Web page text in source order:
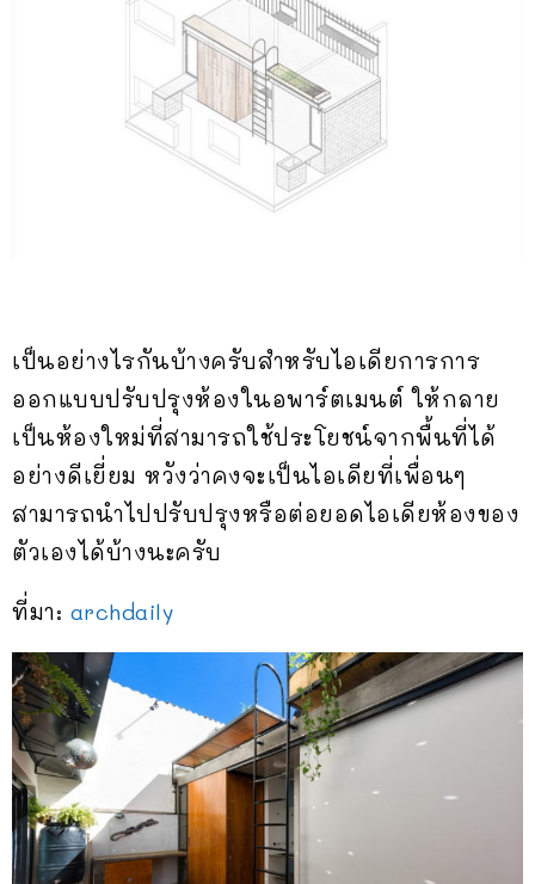
เป็นอย่างไรกันบ้างครับสำหรับไอเดียการการ
ออกแบบปรับปรุงห้องในอพาร์ตเมนต์ ให้กลาย
เป็นห้องใหม่ที่สามารถใช้ประโยชน์จากพื้นที่ได้
อย่างดีเยี่ยม หวังว่าคงจะเป็นไอเดียที่เพื่อนๆ
สามารถนำไปปรับปรุงหรือต่อยอดไอเดียห้องของ
ตัวเองได้บ้างนะครับ
ที่มา: archdaily